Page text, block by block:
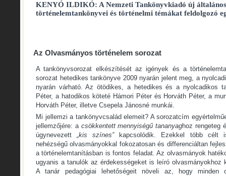
KENYÓ ILDIKÓ: A Nemzeti Tankönyvkiadó új
történelemtankönyvei és történelmi témákat feldolgozó
Az Olvasmányos történelem sorozat
A tankönyvsorozat elkészítését az igények és a
sorozat hetedikes tankönyve 2009 nyarán jelent meg, a
nyarán várható. Az ötödikes, a hetedikes és a nyolcadikos
Péter, a hatodikos köteté Hámori Péter és Horváth Péter, a
Horváth Péter, illetve Csepela Jánosné munkái.
Mi jellemzi a tankönyvcsalád elemeit? A sorozatcím
jellemzőjére: a csökkentett mennyiségű tananyaghoz rengeteg
úgynevezett„kis színes”kapcsolódik. Ezekkel több célt
nehézségű olvasmányokkal fokozatosan és differenciáltan
a történelemtanításban is fontos feladat. Az olvasmányok
ugyanis a tanulók az érdekességeket is leíró olvasmányokhoz
A tanár pedagógiai lehetőségeit növeli az, hogy minden